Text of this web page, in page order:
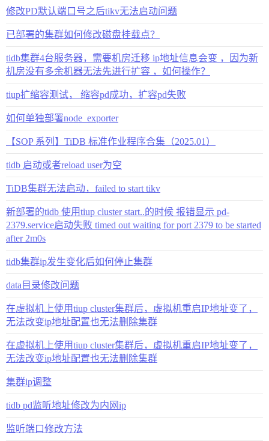
修改PD默认端口号之后tikv无法启动问题
已部署的集群如何修改磁盘挂载点？
tidb集群4台服务器，需要机房迁移 ip地址信息会变 ，因为新
机房没有多余机器无法先进行扩容 ，如何操作？
tiup扩缩容测试， 缩容pd成功，扩容pd失败
如何单独部署node_exporter
【SOP 系列】TiDB 标准作业程序合集（2025.01）
tidb 启动或者reload user为空
TiDB集群无法启动，failed to start tikv
新部署的tidb 使用tiup cluster start..的时候 报错显示 pd-
2379.service启动失败 timed out waiting for port 2379 to be started
after 2m0s
tidb集群ip发生变化后如何停止集群
data目录修改问题
在虚拟机上使用tiup cluster集群后，虚拟机重启IP地址变了，
无法改变ip地址配置也无法删除集群
在虚拟机上使用tiup cluster集群后，虚拟机重启IP地址变了，
无法改变ip地址配置也无法删除集群
集群ip调整
tidb pd监听地址修改为内网ip
监听端口修改方法